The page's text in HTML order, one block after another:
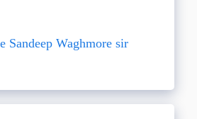
Sandeep Waghmore sir